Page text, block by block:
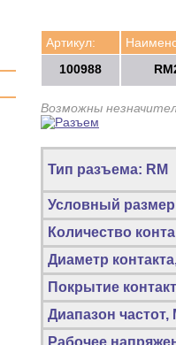
Артикул:
100988
Возможны
Тип разъема: RM
Условный размер
Количество
Диаметр
Покрытие
Диапазон частот,
Рабочее